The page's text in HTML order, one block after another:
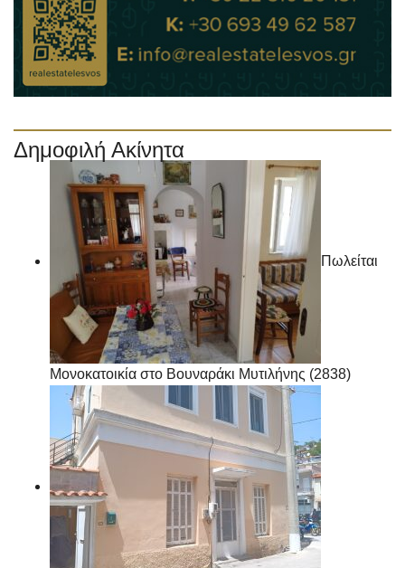
Δημοφιλή Ακίνητα
Πωλείται
Μονοκατοικία στο Βουναράκι Μυτιλήνης (2838)